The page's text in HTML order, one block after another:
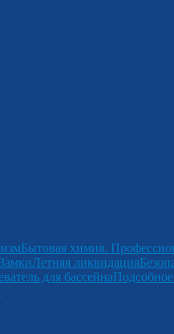
Бытовая химия.
ЗамкиЛетняя ликвидация
для бассейнаПодсобное